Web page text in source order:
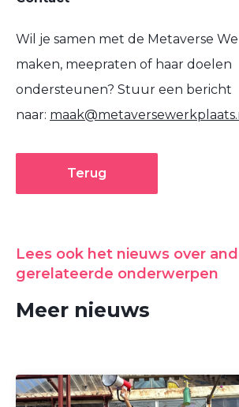
Wil je samen met de Metaverse
maken, meepraten of haar doelen
ondersteunen? Stuur een bericht
naar:
Terug
Lees ook het nieuws over
gerelateerde onderwerpen
Meer nieuws